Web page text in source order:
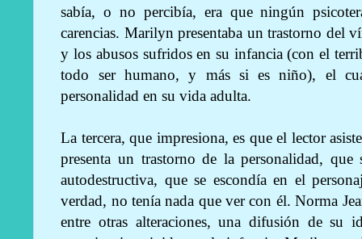
sabía, o no percibía, era que ningún
carencias. Marilyn presentaba un trastorno del
y los abusos sufridos en su infancia (con el
todo ser humano, y más si es niño), el
personalidad en su vida adulta.
La tercera, que impresiona, es que el lector
presenta un trastorno de la personalidad,
autodestructiva, que se escondía en el
verdad, no tenía nada que ver con él. Norma
entre otras alteraciones, una difusión de su